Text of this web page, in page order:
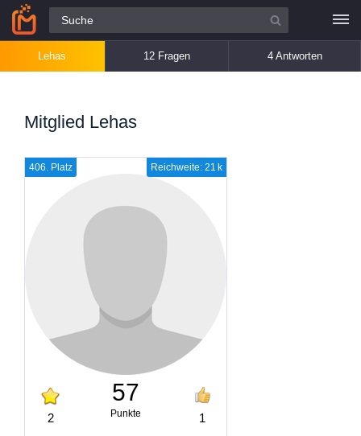
Alle Fragen
Lehas 12 Fragen 4 Antworten
Mitglied Lehas
Reichweite: 21 k
406. Platz
2
57
Punkte 1